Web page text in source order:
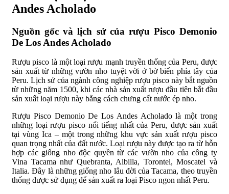
Andes Acholado
Nguồn gốc và lịch sử của rượu Pisco Demonio
De Los Andes Acholado
Rượu pisco là một loại rượu mạnh truyền thống của Peru, được
sản xuất từ những vườn nho tuyệt vời ở bờ biển phía tây của
Peru. Lịch sử của ngành công nghiệp rượu pisco này bắt nguồn
từ những năm 1500, khi các nhà sản xuất rượu đầu tiên bắt đầu
sản xuất loại rượu này bằng cách chưng cất nước ép nho.
Rượu Pisco Demonio De Los Andes Acholado là một trong
những loại rượu pisco nổi tiếng nhất của Peru, được sản xuất
tại vùng Ica – một trong những khu vực sản xuất rượu pisco
quan trọng nhất của đất nước. Loại rượu này được tạo ra từ hỗn
hợp các giống nho độc quyền từ các vườn nho của công ty
Vina Tacama như Quebranta, Albilla, Torontel, Moscatel và
Italia. Đây là những giống nho lâu đời của Tacama, theo truyền
thống được sử dụng để sản xuất ra loại Pisco ngon nhất Peru.